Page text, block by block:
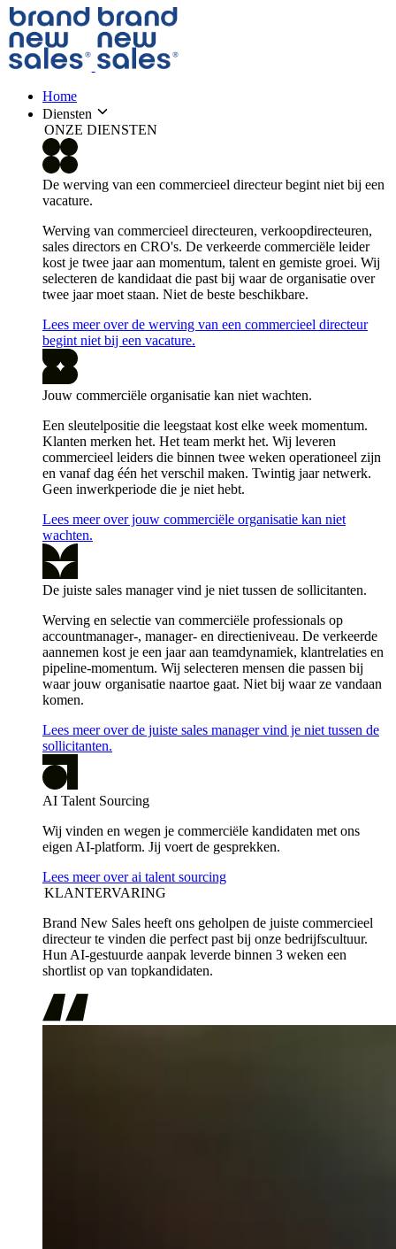
Home
Diensten
ONZE DIENSTEN
De werving van een commercieel directeur begint niet bij een
vacature.
Werving van commercieel directeuren, verkoopdirecteuren,
sales directors en CRO's. De verkeerde commerciële leider
kost je twee jaar aan momentum, talent en gemiste groei. Wij
selecteren de kandidaat die past bij waar de organisatie over
twee jaar moet staan. Niet de beste beschikbare.
Lees meer over de werving van een commercieel directeur
begint niet bij een vacature.
Jouw commerciële organisatie kan niet wachten.
Een sleutelpositie die leegstaat kost elke week momentum.
Klanten merken het. Het team merkt het. Wij leveren
commercieel leiders die binnen twee weken operationeel zijn
en vanaf dag één het verschil maken. Twintig jaar netwerk.
Geen inwerkperiode die je niet hebt.
Lees meer over jouw commerciële organisatie kan niet
wachten.
De juiste sales manager vind je niet tussen de sollicitanten.
Werving en selectie van commerciële professionals op
accountmanager-, manager- en directieniveau. De verkeerde
aannemen kost je een jaar aan teamdynamiek, klantrelaties en
pipeline-momentum. Wij selecteren mensen die passen bij
waar jouw organisatie naartoe gaat. Niet bij waar ze vandaan
komen.
Lees meer over de juiste sales manager vind je niet tussen de
sollicitanten.
AI Talent Sourcing
Wij vinden en wegen je commerciële kandidaten met ons
eigen AI-platform. Jij voert de gesprekken.
Lees meer over ai talent sourcing
KLANTERVARING
Brand New Sales heeft ons geholpen de juiste commercieel
directeur te vinden die perfect past bij onze bedrijfscultuur.
Hun AI-gestuurde aanpak leverde binnen 3 weken een
shortlist op van topkandidaten.